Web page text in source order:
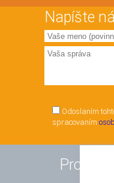
Napíšte
Odoslaním
spracovaním